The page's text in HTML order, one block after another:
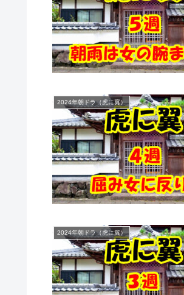
2024年朝ドラ（虎に翼）
2024年朝ドラ（虎に翼）